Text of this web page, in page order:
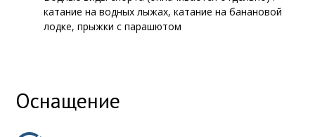
катание на водных лыжах, катание на банановой
лодке, прыжки с парашютом
Оснащение